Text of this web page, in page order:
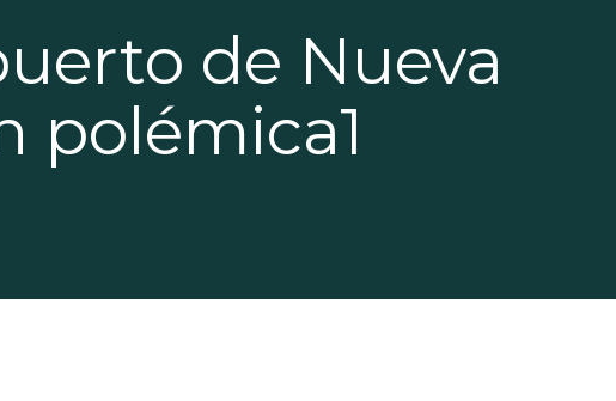
de Nueva
polémica1